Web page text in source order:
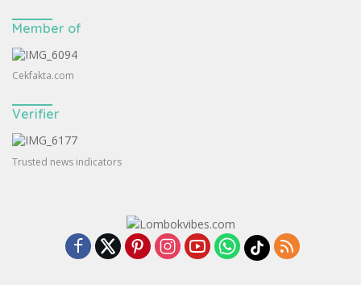
Member of
Cekfakta.com
Verifier
Trusted news indicators